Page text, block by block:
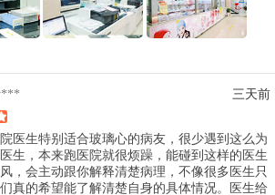
三天前
医生特别适合玻璃心的病友，很少遇到这么为
生，本来跑医院就很烦躁，能碰到这样的医生
，会主动跟你解释清楚病理，不像很多医生只
真的希望能了解清楚自身的具体情况。医生给